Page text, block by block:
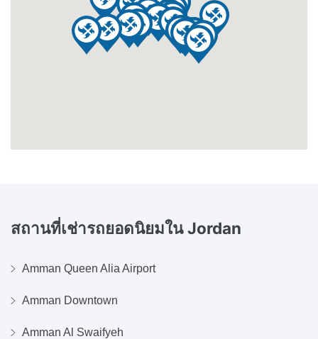
สถานที่เช่ารถยอดนิยมในJordan
Amman Queen Alia Airport
Amman Downtown
Amman Al Swaifyeh